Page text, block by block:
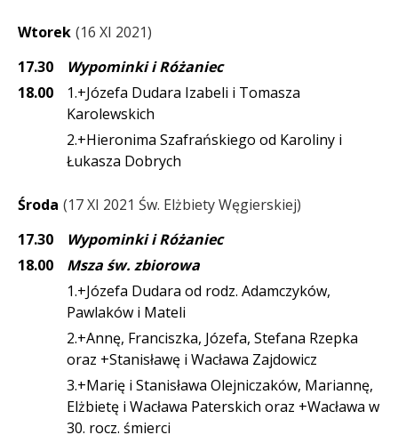
Wtorek 16 XI 2021
17.30
Wypominki i Różaniec
18.00
1.+Józefa Dudara Izabeli i Tomasza
Karolewskich
2.+Hieronima Szafrańskiego od Karoliny i
Łukasza Dobrych
Środa 17 XI 2021 Św. Elżbiety Węgierskiej
17.30
Wypominki i Różaniec
18.00
Msza św. zbiorowa
1.+Józefa Dudara od rodz. Adamczyków,
Pawlaków i Mateli
2.+Annę, Franciszka, Józefa, Stefana Rzepka
oraz +Stanisławę i Wacława Zajdowicz
3.+Marię i Stanisława Olejniczaków, Mariannę,
Elżbietę i Wacława Paterskich oraz +Wacława w
30. rocz. śmierci